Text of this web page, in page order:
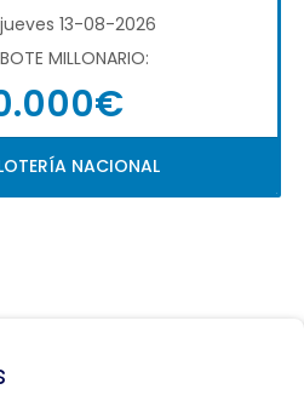
13-08-2026
MILLONARIO:
NACIONAL